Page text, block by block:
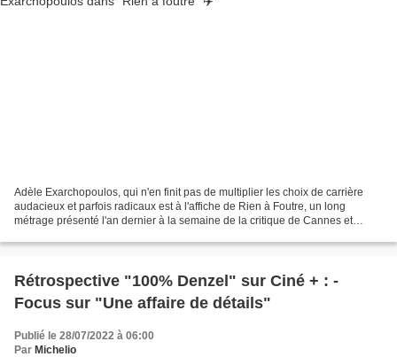
Adèle Exarchopoulos, qui n'en finit pas de multiplier les choix de carrière
audacieux et parfois radicaux est à l'affiche de Rien à Foutre, un long
métrage présenté l'an dernier à la semaine de la critique de Cannes et
Rétrospective "100% Denzel" sur Ciné + : -
Focus sur "Une affaire de détails"
Publié le 28/07/2022 à 06:00
Par Michelio